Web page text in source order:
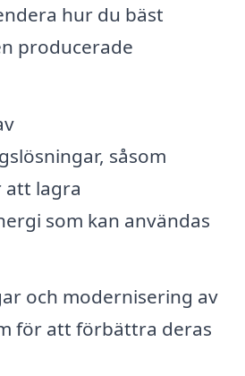
hur du bäst
producerade
såsom
att lagra
som kan användas
och modernisering av
för att förbättra deras